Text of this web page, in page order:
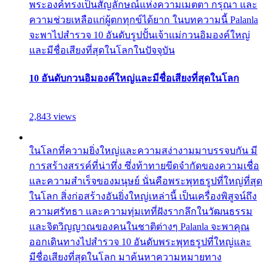
พระองค์ทรงเป็นสัญลักษณ์แห่งความเมตตา กรุณา และ
ความช่วยเหลือแก่ผู้ตกทุกข์ได้ยาก ในบทความนี้ Palanla
จะพาไปสำรวจ 10 อันดับรูปปั้นเจ้าแม่กวนอิมองค์ใหญ่
และมีชื่อเสียงที่สุดในโลกในปัจจุบัน
10 อันดับกวนอิมองค์ใหญ่และมีชื่อเสียงที่สุดในโลก
2,843 views
ในโลกที่ความยิ่งใหญ่และความสง่างามมาบรรจบกัน มี
การสร้างสรรค์ที่น่าทึ่ง ซึ่งท้าทายขีดจำกัดของความเชื่อ
และความสำเร็จของมนุษย์ นั่นคือพระพุทธรูปที่ใหญ่ที่สุด
ในโลก สิ่งก่อสร้างอันยิ่งใหญ่เหล่านี้ เป็นเครื่องพิสูจน์ถึง
ความศรัทธา และความทุ่มเทที่ฝังรากลึกในวัฒนธรรม
และจิตวิญญาณของคนในชาติต่างๆ Palanla จะพาคุณ
ออกเดินทางไปสำรวจ 10 อันดับพระพุทธรูปที่ใหญ่และ
มีชื่อเสียงที่สุดในโลก มาค้นหาความหมายทาง